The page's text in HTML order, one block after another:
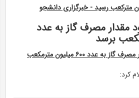
مقدار مصرف گاز به عدد
پیش بینی میشود مقدار مصرف گاز به عدد ۶۰۰ میلیون مترمکعب